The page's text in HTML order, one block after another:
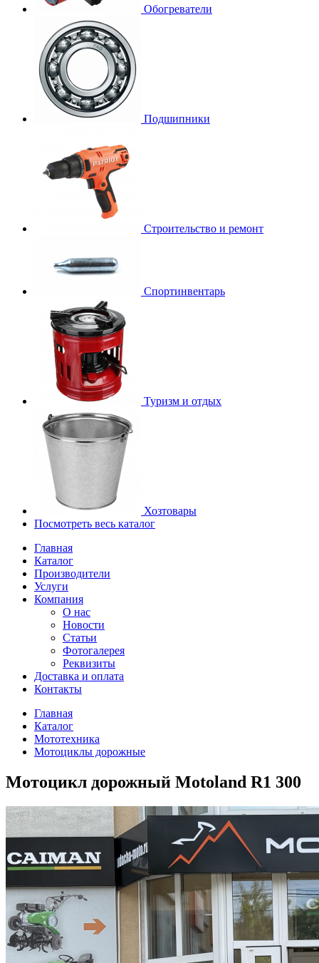
Обогреватели
Подшипники
Строительство и ремонт
Спортинвентарь
Туризм и отдых
Хозтовары
Посмотреть весь каталог
Главная
Каталог
Производители
Услуги
Компания
О нас
Новости
Статьи
Фотогалерея
Реквизиты
Доставка и оплата
Контакты
Главная
Каталог
Мототехника
Мотоциклы дорожные
Мотоцикл дорожный Motoland R1 300